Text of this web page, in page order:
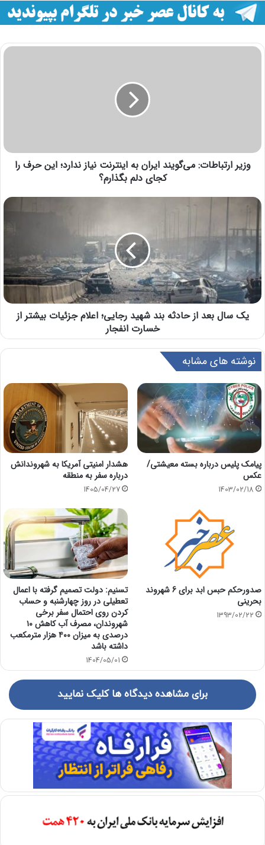
وزیر ارتباطات: می‌گویند ایران به اینترنت نیاز ندارد؛ این حرف را
کجای دلم بگذارم؟
یک سال بعد از حادثه بند شهید رجایی؛ اعلام جزئیات بیشتر از
خسارت انفجار
نوشته های مشابه
پیامک پلیس درباره بسته معیشتی/
عکس
1403/02/18
هشدار امنیتی آمریکا به شهروندانش
درباره سفر به منطقه
1405/04/27
صدورحکم حبس ابد برای 6 شهروند
بحرینی
1393/02/22
تسنیم: دولت تصمیم گرفته با اعمال
تعطیلی در روز چهارشنبه و حساب
کردن روی احتمال سفر برخی
شهروندان، مصرف آب کاهش ۱۰
درصدی به میزان ۴۰۰ هزار مترمکعب
داشته باشد
1404/05/01
برای مشاهده دیدگاه ها کلیک نمایید